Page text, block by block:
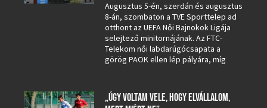
Augusztus 5-én, szerdán és augusztus
8-án, szombaton a TVE Sporttelep ad
otthont az UEFA Női Bajnokok Ligája
selejtező minitornájának. Az FTC-
Telekom női labdarúgócsapata a
görög PAOK ellen lép pályára, míg
„ÚGY VOLTAM VELE, HOGY ELVÁLLALOM,